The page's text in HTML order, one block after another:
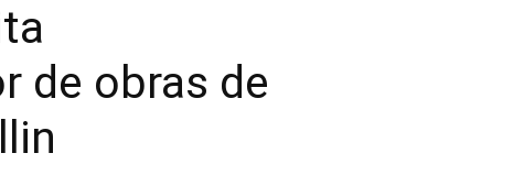
de obras de